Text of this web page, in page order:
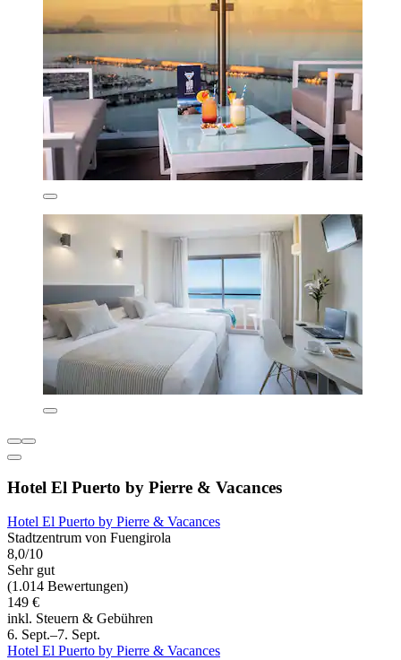
Hotel El Puerto by Pierre & Vacances
Hotel El Puerto by Pierre & Vacances
Stadtzentrum von Fuengirola
8,0/10
Sehr gut
(1.014 Bewertungen)
149 €
inkl. Steuern & Gebühren
6. Sept.–7. Sept.
Hotel El Puerto by Pierre & Vacances